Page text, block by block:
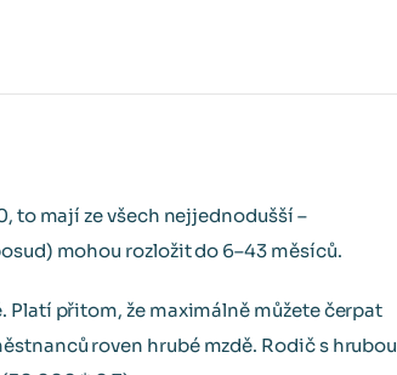
to mají ze všech nejjednodušší –
mohou rozložit do 6–43 měsíců.
přitom, že maximálně můžete čerpat
roven hrubé mzdě. Rodič s hrubou